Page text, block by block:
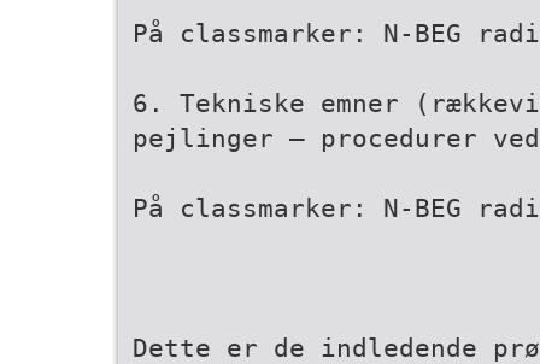
På classmarker: N-BEG
6. Tekniske emner
pejlinger – procedurer
På classmarker: N-BEG
Dette er de indledende